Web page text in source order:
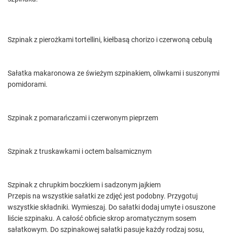
Szpinak z pierożkami tortellini, kiełbasą chorizo i czerwoną cebulą
Sałatka makaronowa ze świeżym szpinakiem, oliwkami i suszonymi
pomidorami.
Szpinak z pomarańczami i czerwonym pieprzem
Szpinak z truskawkami i octem balsamicznym
Szpinak z chrupkim boczkiem i sadzonym jajkiem
Przepis na wszystkie sałatki ze zdjęć jest podobny. Przygotuj
wszystkie składniki. Wymieszaj. Do sałatki dodaj umyte i osuszone
liście szpinaku. A całość obficie skrop aromatycznym sosem
sałatkowym. Do szpinakowej sałatki pasuje każdy rodzaj sosu,